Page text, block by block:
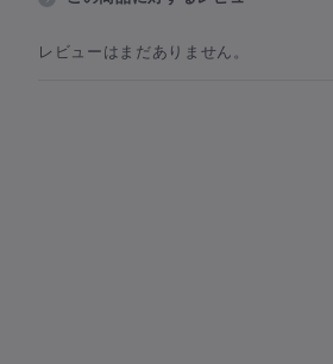
レビューはまだありません。